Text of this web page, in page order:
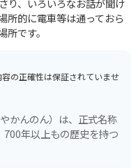
り、いろいろなお話が聞け
所的に電車等は通っておら
です。
の正確性は保証されていませ
かんのん）は、正式名称
700年以上もの歴史を持つ